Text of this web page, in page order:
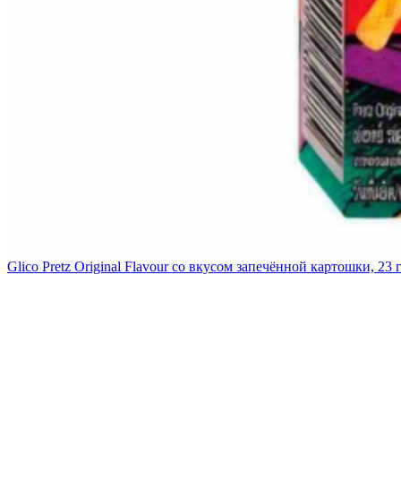
Glico Pretz Original Flavour со вкусом запечённой картошки, 23 г